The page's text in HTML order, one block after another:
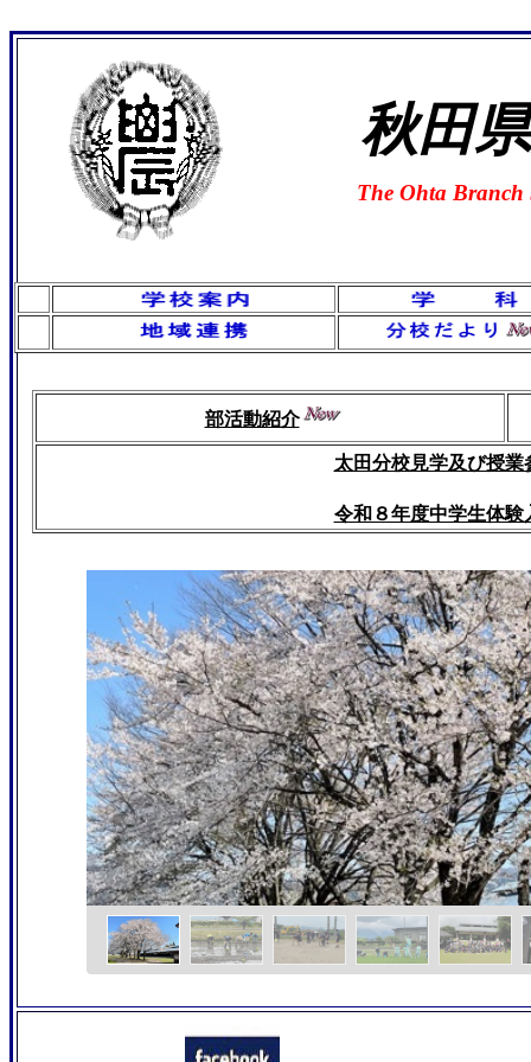
部活動紹介
太田分校見学及び授業
令和８年度中学生体験
秋田
The Ohta